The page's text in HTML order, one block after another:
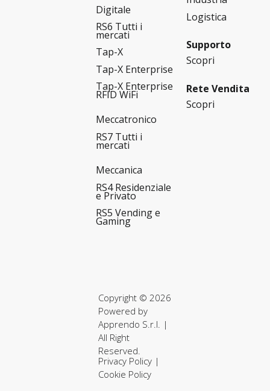
Digitale
RS6 Tutti i
mercati
Tap-X
Tap-X Enterprise
Tap-X Enterprise
RFID WiFi
Meccatronico
RS7 Tutti i
mercati
Meccanica
RS4 Residenziale
e Privato
RS5 Vending e
Gaming
Logistica
Supporto
Scopri
Rete Vendita
Scopri
Copyright © 2026
Powered by
Apprendo S.r.l. |
All Right
Reserved.
Privacy Policy|
Cookie Policy